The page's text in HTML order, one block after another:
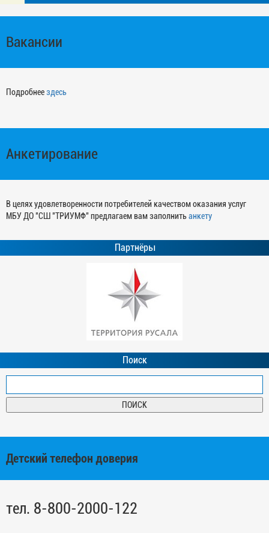
Вакансии
Подробнеездесь
Анкетирование
В целях удовлетворенности потребителей качеством оказания услуг
МБУ ДО "СШ "ТРИУМФ" предлагаем вам заполнитьанкету
Партнёры
Поиск
Детский телефон доверия
тел. 8-800-2000-122